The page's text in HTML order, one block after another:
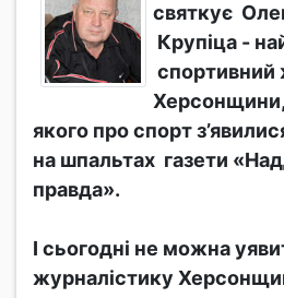
святкує
Крупіца -
спортивний
якого про спорт
на шпальтах газети
правда».
І сьогодні не можна
журналістику